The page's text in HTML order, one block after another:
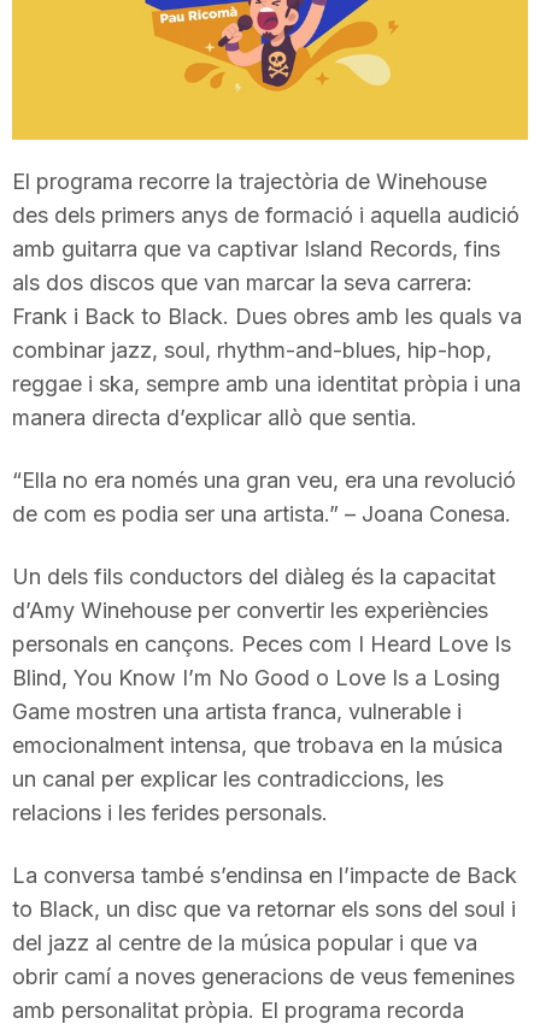
a
g
o
n
a
El programa recorre la trajectòria de Winehouse
des dels primers anys de formació i aquella audició
amb guitarra que va captivar Island Records, fins
als dos discos que van marcar la seva carrera:
Frank i Back to Black. Dues obres amb les quals va
combinar jazz, soul, rhythm-and-blues, hip-hop,
reggae i ska, sempre amb una identitat pròpia i una
manera directa d’explicar allò que sentia.
“Ella no era només una gran veu, era una revolució
de com es podia ser una artista.” – Joana Conesa.
Un dels fils conductors del diàleg és la capacitat
d’Amy Winehouse per convertir les experiències
personals en cançons. Peces com I Heard Love Is
Blind, You Know I’m No Good o Love Is a Losing
Game mostren una artista franca, vulnerable i
emocionalment intensa, que trobava en la música
un canal per explicar les contradiccions, les
relacions i les ferides personals.
La conversa també s’endinsa en l’impacte de Back
to Black, un disc que va retornar els sons del soul i
del jazz al centre de la música popular i que va
obrir camí a noves generacions de veus femenines
amb personalitat pròpia. El programa recorda